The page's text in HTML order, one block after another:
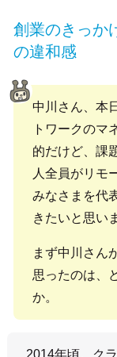
創業のきっか
の違和感
中川さん、本
トワークのマ
的だけど、課
人全員がリモ
みなさまを代
きたいと思い
まず中川さん
思ったのは、
か。